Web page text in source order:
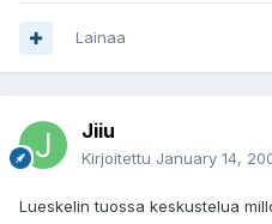
Lainaa
Jiiu
Kirjoitettu January 14,
Lueskelin tuossa keskustelua